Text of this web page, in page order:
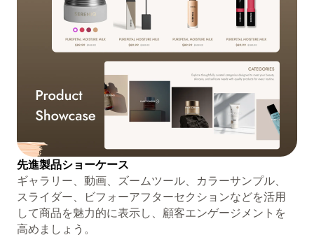
先進製品ショーケース
ギャラリー、動画、ズームツール、カラーサンプル、
スライダー、ビフォーアフターセクションなどを活用
して商品を魅力的に表示し、顧客エンゲージメントを
高めましょう。